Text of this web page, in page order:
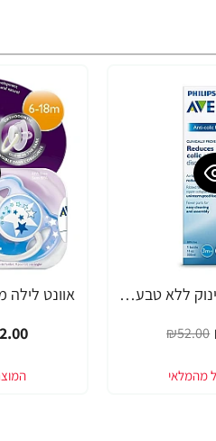
אוונט בקבוק לתינוק ללא טבעת 330 מ"ל (3 חודש+) 1 יחידה - מבית Philips Avent
₪52.00
-20%